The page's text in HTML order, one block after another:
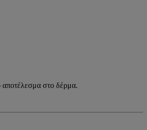
αποτέλεσμα στο δέρμα.